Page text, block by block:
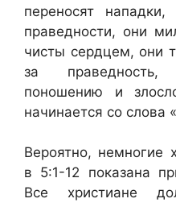
переносят
праведности, они
чисты сердцем, они
за праведность,
поношению и
начинается со слова
Вероятно, немногие
в 5:1-12 показана
Все христиане